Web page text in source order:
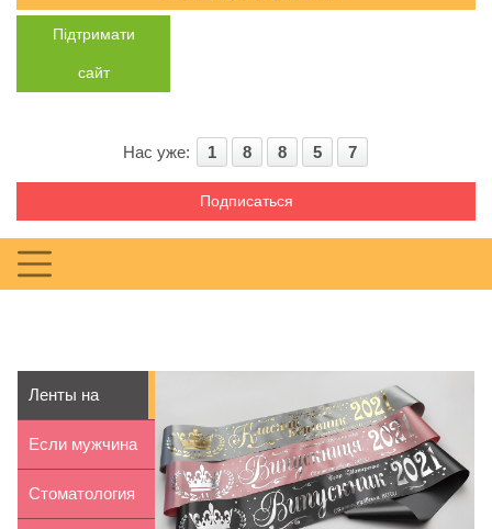
Підтримати
сайт
Нас уже: 1 8 8 5 7
Подписаться
Ленты на
выпускной —
гарантия п...
Если мужчина
не дарит
Стоматология